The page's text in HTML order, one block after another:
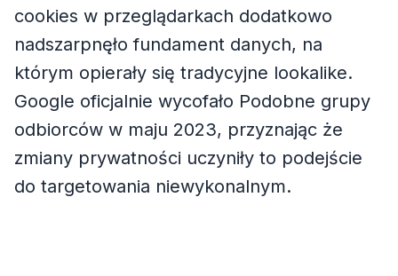
cookies w przeglądarkach dodatkowo
nadszarpnęło fundament danych, na
którym opierały się tradycyjne lookalike.
Google oficjalnie wycofało Podobne grupy
odbiorców w maju 2023, przyznając że
zmiany prywatności uczyniły to podejście
do targetowania niewykonalnym.